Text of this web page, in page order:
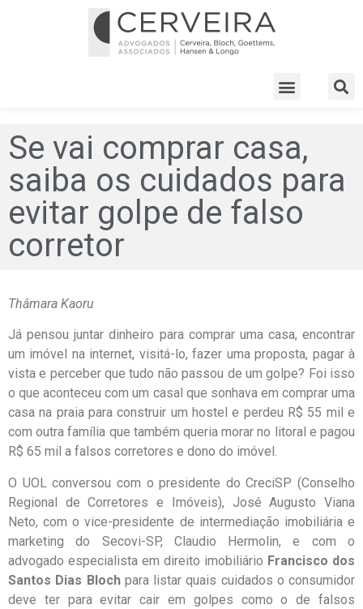
Se vai comprar casa,
saiba os cuidados para
evitar golpe de falso
corretor
Thâmara Kaoru
Já pensou juntar dinheiro para comprar uma casa, encontrar
um imóvel na internet, visitá-lo, fazer uma proposta, pagar à
vista e perceber que tudo não passou de um golpe? Foi isso
o que aconteceu com um casal que sonhava em comprar uma
casa na praia para construir um hostel e perdeu R$ 55 mil e
com outra família que também queria morar no litoral e pagou
R$ 65 mil a falsos corretores e dono do imóvel.
O UOL conversou com o presidente do CreciSP (Conselho
Regional de Corretores e Imóveis), José Augusto Viana
Neto, com o vice-presidente de intermediação imobiliária e
marketing do Secovi-SP, Claudio Hermolin, e com o
advogado especialista em direito imobiliário Francisco dos
Santos Dias Blochpara listar quais cuidados o consumidor
deve ter para evitar cair em golpes como o de falsos